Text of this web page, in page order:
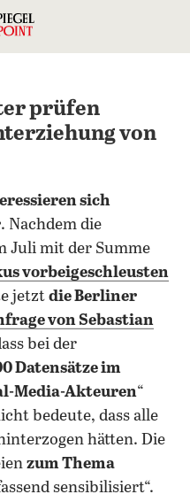
prüfen
von
sich
. Nachdem die
Juli mit der Summe
vorbeigeschleusten
jetztdie Berliner
von Sebastian
bei der
Datensätze im
Media-Akteuren“
bedeute, dass alle
hätten. Die
zum Thema
sensibilisiert“.